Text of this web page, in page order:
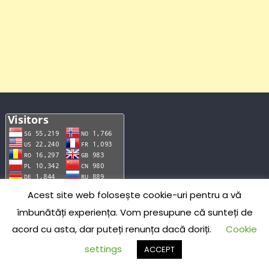
IR 196 PT
Acest site web folosește cookie-uri pentru a vă
îmbunătăți experiența. Vom presupune că sunteți de
acord cu asta, dar puteți renunța dacă doriți.
Cookie
settings
ACCEPT